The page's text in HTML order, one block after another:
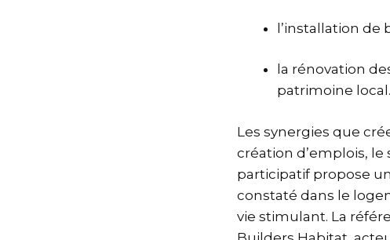
l’installation de
la rénovation
patrimoine local.
Les synergies que
création d’emplois,
participatif propose
constaté dans le
vie stimulant. La